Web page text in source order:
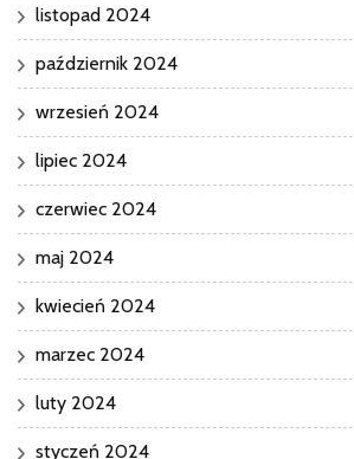
listopad 2024
październik 2024
wrzesień 2024
lipiec 2024
czerwiec 2024
maj 2024
kwiecień 2024
marzec 2024
luty 2024
styczeń 2024